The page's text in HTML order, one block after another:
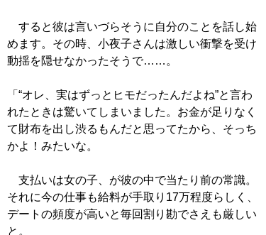
すると彼は言いづらそうに自分のことを話し始
めます。その時、小夜子さんは激しい衝撃を受け
動揺を隠せなかったそうで……。
「“オレ、実はずっとヒモだったんだよね”と言わ
れたときは驚いてしまいました。お金が足りなく
て財布を出し渋るもんだと思ってたから、そっち
かよ！みたいな。
支払いは女の子、が彼の中で当たり前の常識。
それに今の仕事も給料が手取り17万程度らしく、
デートの頻度が高いと毎回割り勘でさえも厳しい
と。